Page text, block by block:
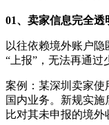
01、卖家信息完全透
以往依赖境外账户
“上报”，无法再通过
案例：某深圳卖家使
国内业务。新规实
比对其未申报的境外